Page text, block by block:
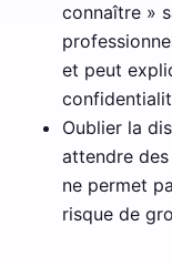
connaître »
et peut
Oublier la
attendre
ne permet
risque de